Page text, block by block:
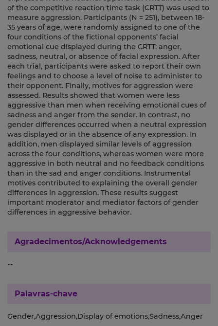
of the competitive reaction time task (CRTT) was used to
measure aggression. Participants (N = 251), between 18-
35 years of age, were randomly assigned to one of the
four conditions of the fictional opponents’ facial
emotional cue displayed during the CRTT: anger,
sadness, neutral, or absence of facial expression. After
each trial, participants were asked to report their own
feelings and to choose a level of noise to administer to
their opponent. Finally, motives for aggression were
assessed. Results showed that women were less
aggressive than men when receiving emotional cues of
sadness and anger from the sender. In contrast, no
gender differences occurred when a neutral expression
was displayed or in the absence of any expression. In
addition, men displayed similar levels of aggression
across the four conditions, whereas women were more
aggressive in both neutral and no feedback conditions
than in the sad and anger conditions. Instrumental
motives contributed to explaining the overall gender
differences in aggression. These results suggest
important moderator and mediator factors of gender
differences in aggressive behavior.
Agradecimentos/Acknowledgements
--
Palavras-chave
Gender,Aggression,Display of emotions,Sadness,Anger